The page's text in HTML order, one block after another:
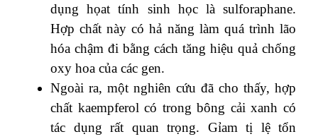
dụng họat tính sinh học là sulforaphane.
Hợp chất này có hả năng làm quá trình lão
hóa chậm đi bằng cách tăng hiệu quả chống
oxy hoa của các gen.
Ngoài ra, một nghiên cứu đã cho thấy, hợp
chất kaempferol có trong bông cải xanh có
tác dụng rất quan trọng. Gỉam tị lệ tổn